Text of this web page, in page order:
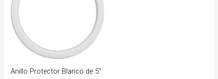
Anillo Protector Blanco de 5″